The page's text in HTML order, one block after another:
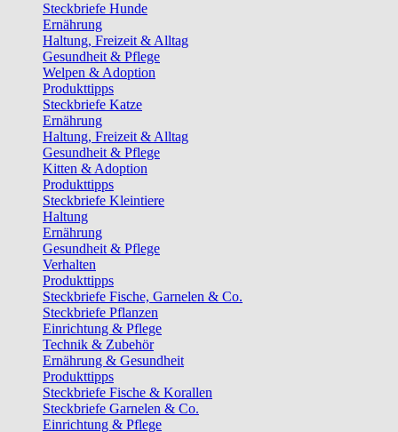
Steckbriefe Hunde
Ernährung
Haltung, Freizeit & Alltag
Gesundheit & Pflege
Welpen & Adoption
Produkttipps
Steckbriefe Katze
Ernährung
Haltung, Freizeit & Alltag
Gesundheit & Pflege
Kitten & Adoption
Produkttipps
Steckbriefe Kleintiere
Haltung
Ernährung
Gesundheit & Pflege
Verhalten
Produkttipps
Steckbriefe Fische, Garnelen & Co.
Steckbriefe Pflanzen
Einrichtung & Pflege
Technik & Zubehör
Ernährung & Gesundheit
Produkttipps
Steckbriefe Fische & Korallen
Steckbriefe Garnelen & Co.
Einrichtung & Pflege